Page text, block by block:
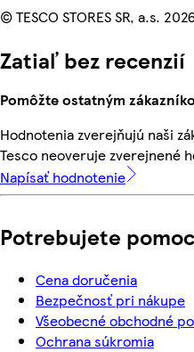
© TESCO STORES SR, a.s.
Zatiaľ bez recenzií
Pomôžte ostatným
Hodnotenia zverejňujú naši
Tesco neoveruje zverejnené
Napísať hodnotenie
Potrebujete
Cena doručenia
Bezpečnosť pri nákupe
Všeobecné obchodné
Ochrana súkromia